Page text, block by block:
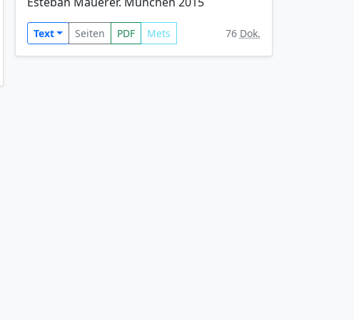
Text Seiten PDF Mets 76 Dok.